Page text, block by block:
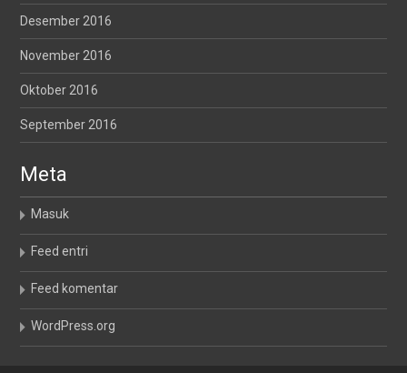
Desember 2016
November 2016
Oktober 2016
September 2016
Meta
Masuk
Feed entri
Feed komentar
WordPress.org